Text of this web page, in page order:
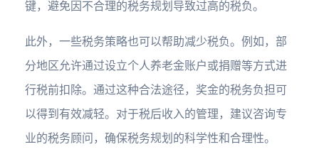
键，避免因不合理的税务规划导致过高的税负。
此外，一些税务策略也可以帮助减少税负。例如，部
分地区允许通过设立个人养老金账户或捐赠等方式进
行税前扣除。通过这种合法途径，奖金的税务负担可
以得到有效减轻。对于税后收入的管理，建议咨询专
业的税务顾问，确保税务规划的科学性和合理性。